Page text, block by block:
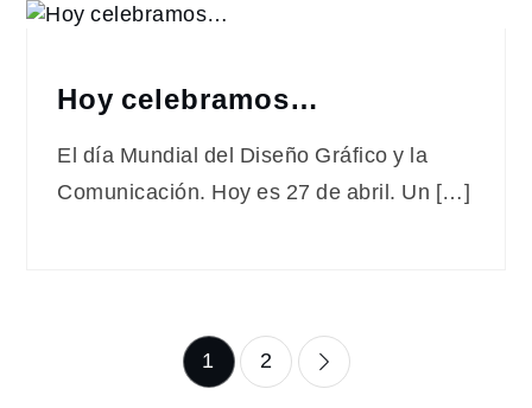
Hoy celebramos…
El día Mundial del Diseño Gráfico y la
Comunicación. Hoy es 27 de abril. Un […]
Paginación
1 2